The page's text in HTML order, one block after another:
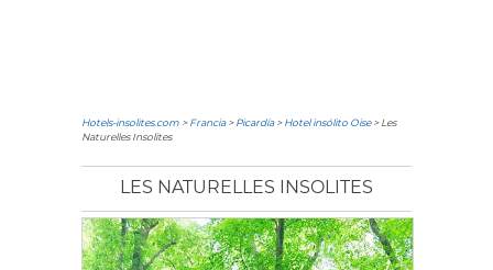
Hotels-insolites.com >Francia>Picardía>Hotel insólito Oise> Les
Naturelles Insolites
LES NATURELLES INSOLITES